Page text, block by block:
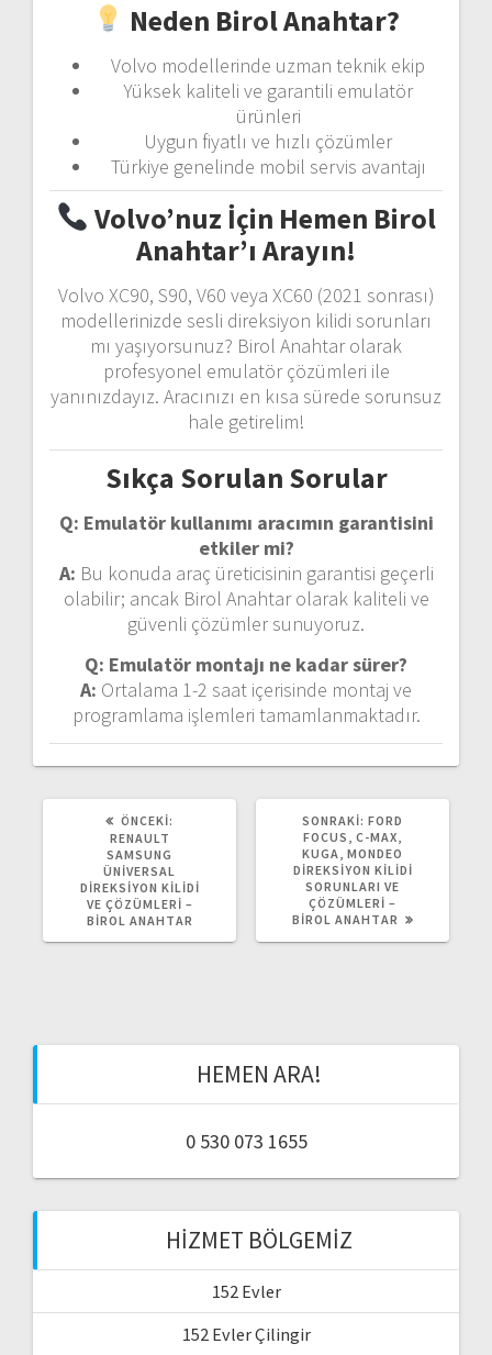
Neden Birol Anahtar?
Volvo modellerinde uzman teknik ekip
Yüksek kaliteli ve garantili emulatör
ürünleri
Uygun fiyatlı ve hızlı çözümler
Türkiye genelinde mobil servis avantajı
Volvo’nuz İçin Hemen Birol
Anahtar’ı Arayın!
Volvo XC90, S90, V60 veya XC60 (2021 sonrası)
modellerinizde sesli direksiyon kilidi sorunları
mı yaşıyorsunuz? Birol Anahtar olarak
profesyonel emulatör çözümleri ile
yanınızdayız. Aracınızı en kısa sürede sorunsuz
hale getirelim!
Sıkça Sorulan Sorular
Q: Emulatör kullanımı aracımın garantisini
etkiler mi?
A: Bu konuda araç üreticisinin garantisi geçerli
olabilir; ancak Birol Anahtar olarak kaliteli ve
güvenli çözümler sunuyoruz.
Q: Emulatör montajı ne kadar sürer?
A: Ortalama 1-2 saat içerisinde montaj ve
programlama işlemleri tamamlanmaktadır.
ÖNCEKI:
K
I
Y
RENAULT
SAMSUNG
ÜNIVERSAL
DIREKSIYON KILIDI
VE ÇÖZÜMLERI –
BIROL ANAHTAR
SONRAKI: S
O
N
R
A
K
I
FORD
FOCUS, C-MAX,
KUGA, MONDEO
DIREKSIYON KILIDI
SORUNLARI VE
ÇÖZÜMLERI –
BIROL ANAHTAR
HEMEN ARA!
0 530 073 1655
HIZMET BÖLGEMIZ
152 Evler
152 Evler Çilingir